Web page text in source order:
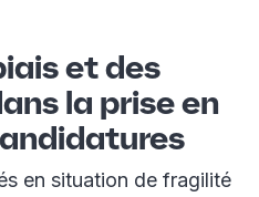
et des
la prise en
en situation de fragilité